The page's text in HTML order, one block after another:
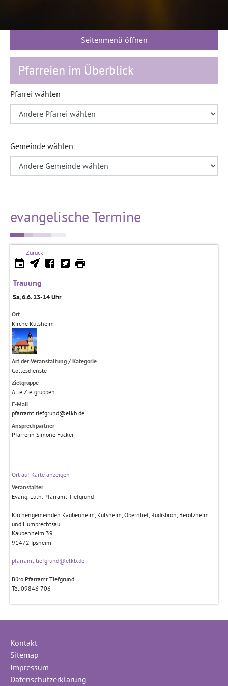
Seitenmenü öffnen
Pfarreien im Überblick
Pfarrei wählen
Gemeinde wählen
evangelische Termine
Zurück
Trauung
Sa, 6.6. 13-14 Uhr
Ort
Kirche Külsheim
Art der Veranstaltung / Kategorie
Gottesdienste
Zielgruppe
Alle Zielgruppen
E-Mail
pfarramt.tiefgrund@elkb.de
Ansprechpartner
Pfarrerin Simone Fucker
Ort auf Karte anzeigen
Veranstalter
Evang.-Luth. Pfarramt Tiefgrund
Kirchengemeinden Kaubenheim, Külsheim, Oberntief, Rüdisbron, Berolzheim
und Humprechtsau
Kaubenheim 39
91472 Ipsheim
pfarramt.tiefgrund@elkb.de
Büro Pfarramt Tiefgrund
Tel.09846 706
Kontakt
Sitemap
Impressum
Datenschutzerklärung